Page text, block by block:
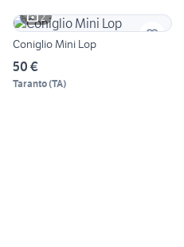
2
Coniglio Mini Lop
50 €
Taranto(TA)